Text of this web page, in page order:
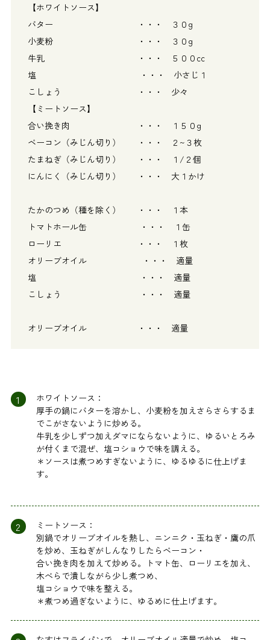
【ホワイトソース】
バター ・・・ ３０g
小麦粉 ・・・ ３０g
牛乳 ・・・ ５００cc
塩 ・・・ 小さじ１
こしょう ・・・ 少々
【ミートソース】
合い挽き肉 ・・・ １５０g
ベーコン（みじん切り） ・・・ ２~３枚
たまねぎ（みじん切り） ・・・ １/２個
にんにく（みじん切り） ・・・ 大１かけ
たかのつめ（種を除く） ・・・ １本
トマトホール缶 ・・・ １缶
ローリエ ・・・ １枚
オリーブオイル ・・・ 適量
塩 ・・・ 適量
こしょう ・・・ 適量
オリーブオイル ・・・ 適量
1
ホワイトソース：
厚手の鍋にバターを溶かし、小麦粉を加えさらさらするま
でこがさないように炒める。
牛乳を少しずつ加えダマにならないように、ゆるいとろみ
が付くまで混ぜ、塩コショウで味を調える。
＊ソースは煮つめすぎないように、ゆるゆるに仕上げま
す。
2
ミートソース：
別鍋でオリーブオイルを熱し、ニンニク・玉ねぎ・鷹の爪
を炒め、玉ねぎがしんなりしたらベーコン・
合い挽き肉を加えて炒める。トマト缶、ローリエを加え、
木べらで潰しながら少し煮つめ、
塩コショウで味を整える。
＊煮つめ過ぎないように、ゆるめに仕上げます。